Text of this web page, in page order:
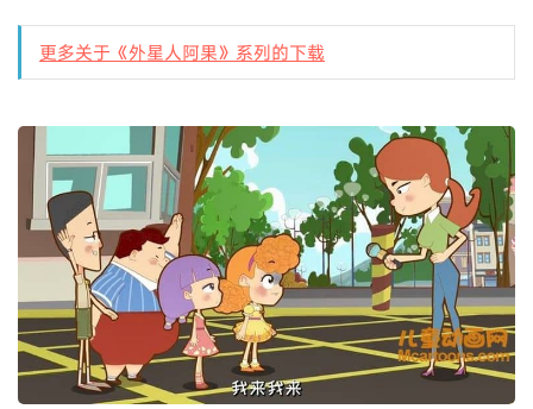
更多关于《外星人阿果》系列的下载